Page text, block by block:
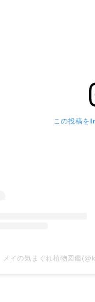
この投稿を
メイの気まぐれ植物図鑑